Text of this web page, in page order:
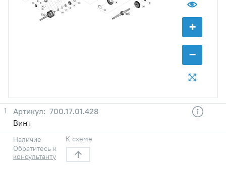
+
−
14
18
19
20
21
22
33
37
41
43
50
51
1
700.17.01.428
Винт
Наличие
Обратитесь к
консультанту
К схеме